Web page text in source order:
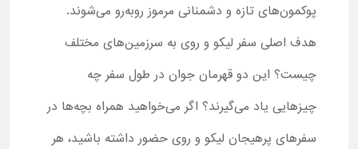
پوکمون‌های تازه و دشمنانی مرموز روبه‌رو می‌شوند.
هدف اصلی سفر لیکو و روی به سرزمین‌های مختلف
چیست؟ این دو قهرمان جوان در طول سفر چه
چیزهایی یاد می‌گیرند؟ اگر می‌خواهید همراه بچه‌ها در
سفرهای پرهیجان لیکو و روی حضور داشته باشید، هر